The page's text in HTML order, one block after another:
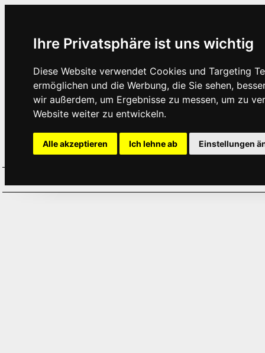
Ihre Privatsphäre ist uns wichtig
Diese Website verwendet Cookies und Targeting
ermöglichen und die Werbung, die Sie sehen,
wir außerdem, um Ergebnisse zu messen, um zu
Website weiter zu entwickeln.
Alle akzeptieren Ich lehne ab Einstellungen